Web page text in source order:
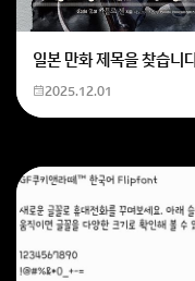
일본 만화 제목을 찾습니
2025.12.01